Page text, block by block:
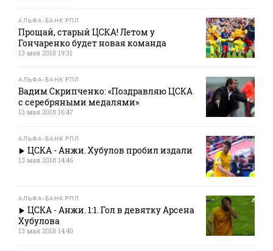
АЛЬФА-БАНК РПЛ
Прощай, старый ЦСКА! Летом у
Гончаренко будет новая команда
13 мая 2018 19:31
АЛЬФА-БАНК РПЛ
Вадим Скрипченко: «Поздравляю ЦСКА
с серебряными медалями»
13 мая 2018 16:47
АЛЬФА-БАНК РПЛ
ЦСКА - Анжи. Хубулов пробил издали
13 мая 2018 14:46
АЛЬФА-БАНК РПЛ
ЦСКА - Анжи. 1:1. Гол в девятку Арсена
Хубулова
13 мая 2018 14:40